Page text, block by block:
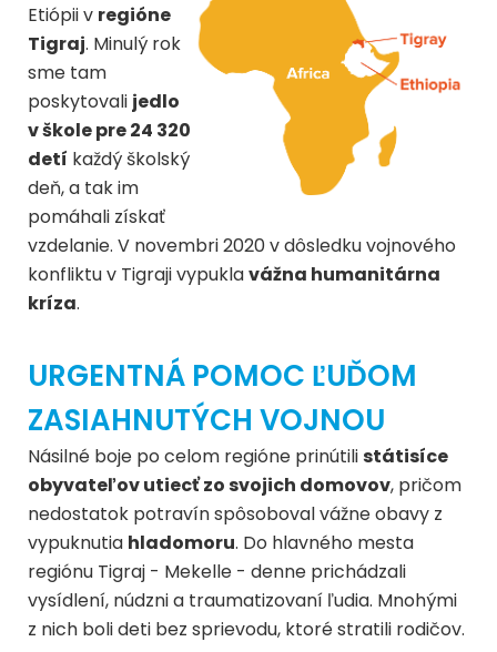
Etiópii v regióne
Tigraj. Minulý rok
sme tam
poskytovali jedlo
v škole pre 24 320
detí každý školský
deň, a tak im
pomáhali získať
vzdelanie. V novembri 2020 v dôsledku vojnového
konfliktu v Tigraji vypuklavážna humanitárna
kríza.
URGENTNÁ POMOC ĽUĎOM
ZASIAHNUTÝCH VOJNOU
Násilné boje po celom regióne prinútilistátisíce
obyvateľov utiecť zo svojich domovov, pričom
nedostatok potravín spôsoboval vážne obavy z
vypuknutia hladomoru. Do hlavného mesta
regiónu Tigraj - Mekelle - denne prichádzali
vysídlení, núdzni a traumatizovaní ľudia. Mnohými
z nich boli deti bez sprievodu, ktoré stratili rodičov.